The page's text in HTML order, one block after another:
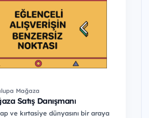
Mağaza
Satış Danışmanı
ve kırtasiye dünyasını bir araya